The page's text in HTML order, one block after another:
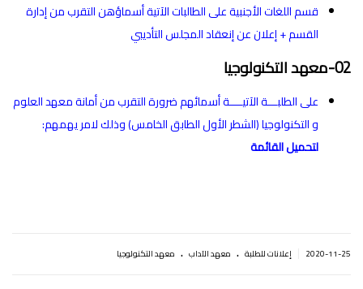
قسم اللغات اﻷجنبية على الطالبات الآتية أسماؤهن التقرب من إدارة
القسم + إعلان عن إنعقاد المجلس التأديبي
02-معهد التكنولوجيا
على الطلبـــة الآتيــــة أسمائهم ضرورة التقرب من أمانة معهد العلوم
و التكنولوجيا (الشطر الأول الطابق الخامس) وذلك لامر يهمهم:
لتحميل القائمة
2020-11-25 إعلانات للطلبة . معهد الآداب . معهد التكنولوجيا